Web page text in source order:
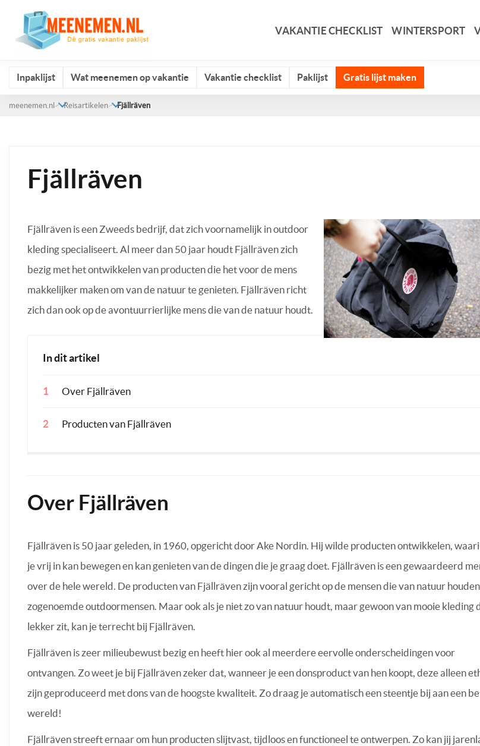
VAKANTIE CHECKLIST WINTERSPORT
Inpaklijst Wat meenemen op vakantie Vakantie checklist Paklijst Gratis lijst maken
meenemen.nl Reisartikelen Fjällräven
Fjällräven
Fjällräven is een Zweeds bedrijf, dat zich voornamelijk in outdoor
kleding specialiseert. Al meer dan 50 jaar houdt Fjällräven zich
bezig met het ontwikkelen van producten die het voor de mens
makkelijker maken om van de natuur te genieten. Fjällräven richt
zich dan ook op de avontuurrierlijke mens die van de natuur houdt.
In dit artikel
Over Fjällräven
Producten van Fjällräven
Over Fjällräven
Fjällräven is 50 jaar geleden, in 1960, opgericht door Ake Nordin. Hij wilde producten ontwikkelen,
je vrij in kan bewegen en kan genieten van de dingen die je graag doet. Fjällräven is een gewaardeerd
over de hele wereld. De producten van Fjällräven zijn vooral gericht op de mensen die van natuur
zogenoemde outdoormensen. Maar ook als je niet zo van natuur houdt, maar gewoon van mooie kleding
lekker zit, kan je terrecht bij Fjällräven.
Fjällräven is zeer milieubewust bezig en heeft hier ook al meerdere eervolle onderscheidingen voor
ontvangen. Zo weet je bij Fjällräven zeker dat, wanneer je een donsproduct van hen koopt, deze alleen
zijn geproduceerd met dons van de hoogste kwaliteit. Zo draag je automatisch een steentje bij aan een
wereld!
Fjällräven streeft ernaar om hun producten slijtvast, tijdloos en functioneel te ontwerpen. Zo kan jij